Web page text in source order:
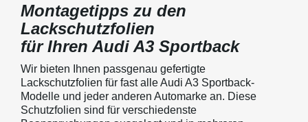
Montagetipps zu den
Lackschutzfolien
für Ihren Audi A3 Sportback
Wir bieten Ihnen passgenau gefertigte
Lackschutzfolien für fast alle Audi A3 Sportback-
Modelle und jeder anderen Automarke an. Diese
Schutzfolien sind für verschiedenste